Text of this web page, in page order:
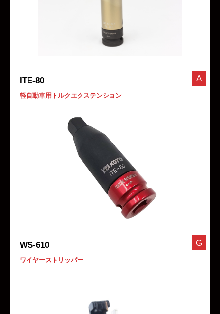
ITE-80
軽自動車用トルクエクステンション
A
WS-610
ワイヤーストリッパー
G